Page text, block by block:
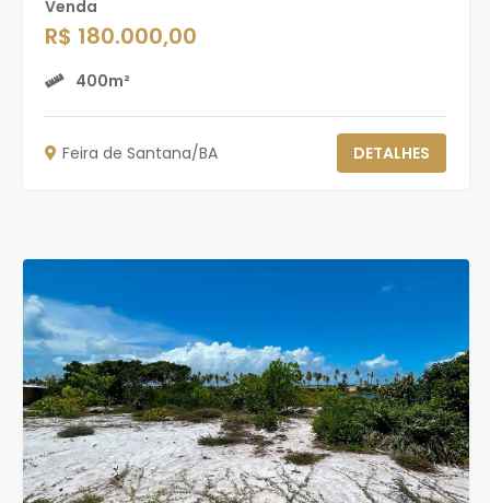
Venda
R$ 180.000,00
400m²
Feira de Santana/BA DETALHES